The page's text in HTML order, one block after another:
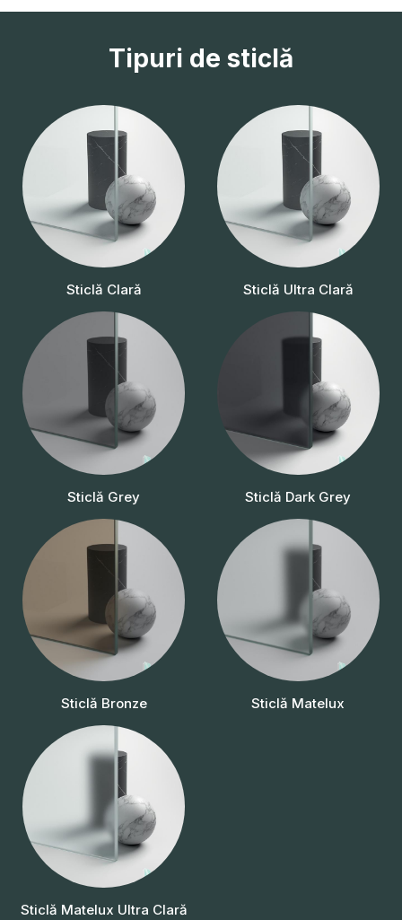
Tipuri de sticlă
Sticlă Clară Sticlă Ultra Clară
Sticlă Grey Sticlă Dark Grey
Sticlă Bronze Sticlă Matelux
Sticlă Matelux Ultra Clară